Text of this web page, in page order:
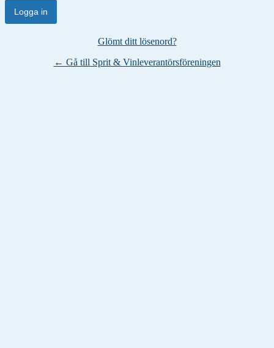
Glömt ditt lösenord?
← Gå till Sprit & Vinleverantörsföreningen